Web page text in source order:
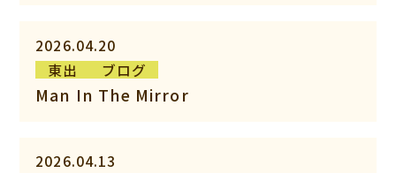
Man In The Mirror
2026.04.20
東出
ブログ
2026.04.13